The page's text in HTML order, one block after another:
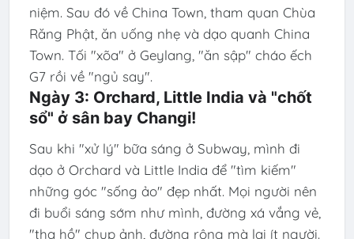
niệm. Sau đó về China Town, tham quan Chùa
Răng Phật, ăn uống nhẹ và dạo quanh China
Town. Tối "xõa" ở Geylang, "ăn sập" cháo ếch
G7 rồi về "ngủ say".
Ngày 3: Orchard, Little India và "chốt
sổ" ở sân bay Changi!
Sau khi "xử lý" bữa sáng ở Subway, mình đi
dạo ở Orchard và Little India để "tìm kiếm"
những góc "sống ảo" đẹp nhất. Mọi người nên
đi buổi sáng sớm như mình, đường xá vắng vẻ,
"tha hồ" chụp ảnh, đường rộng mà lại ít người.